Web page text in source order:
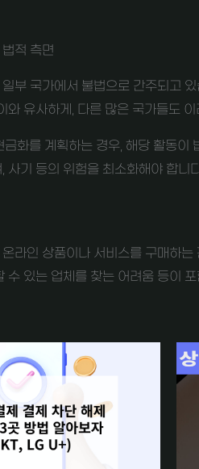
적 측면
부 국가에서 불법으로 간주되고
와 유사하게, 다른 많은 국가들도
금화를 계획하는 경우, 해당 활동
사기 등의 위험을 최소화해야 합니
라인 상품이나 서비스를 구매하
수 있는 업체를 찾는 어려움 등이